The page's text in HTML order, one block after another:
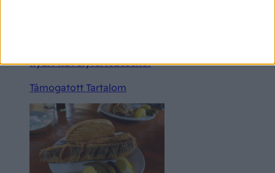
nyári hüvelyfertőzéseket
Támogatott Tartalom